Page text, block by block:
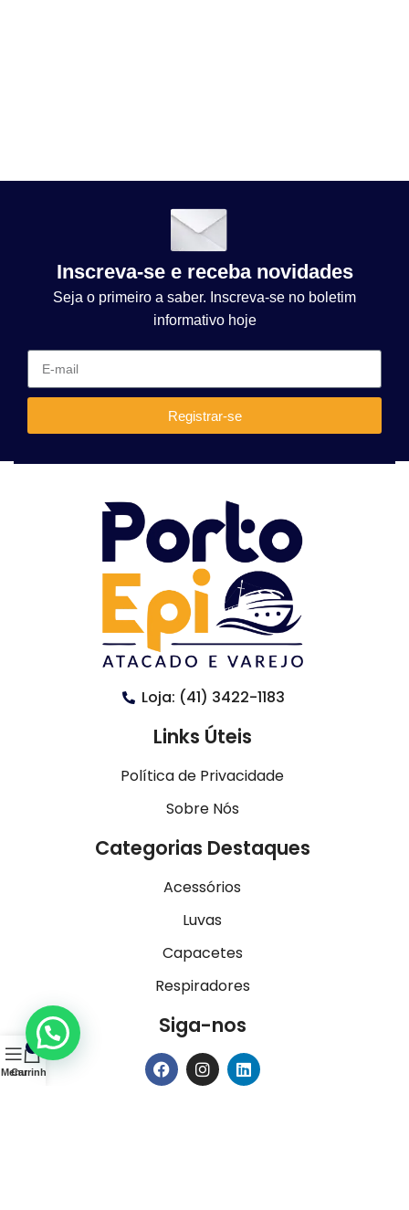
Inscreva-se e receba novidades
Seja o primeiro a saber. Inscreva-se no boletim
informativo hoje
Registrar-se
Loja: (41) 3422-1183
Links Úteis
Política de Privacidade
Sobre Nós
Categorias Destaques
Acessórios
Luvas
Capacetes
Respiradores
Siga-nos
Menu
0
Carrinho